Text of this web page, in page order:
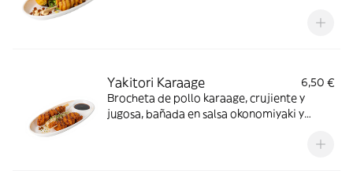
Yakitori Karaage
6,50 €
Brocheta de pollo karaage, crujiente y
jugosa, bañada en salsa okonomiyaki y